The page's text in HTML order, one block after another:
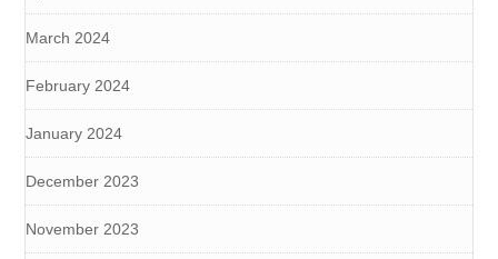
March 2024
February 2024
January 2024
December 2023
November 2023